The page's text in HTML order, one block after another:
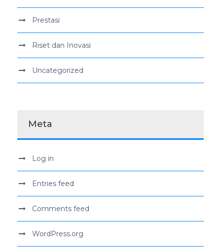
Prestasi
Riset dan Inovasi
Uncategorized
Meta
Log in
Entries feed
Comments feed
WordPress.org